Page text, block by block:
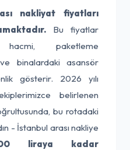
nakliyat fiyatları
Bu fiyatlar
hacmi, paketleme
binalardaki asansör
gösterir. 2026 yılı
belirlenen
bu rotadaki
- İstanbul arası nakliye
liraya kadar